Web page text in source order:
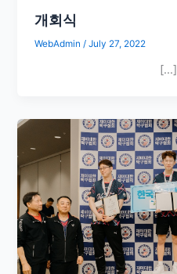
개회식
WebAdmin/July 27, 2022
[…]